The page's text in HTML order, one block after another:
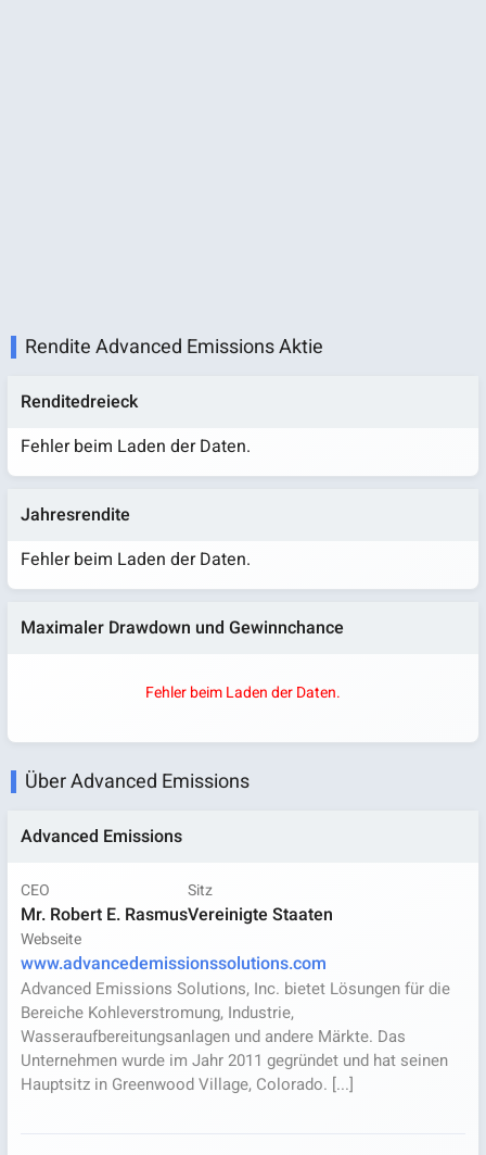
Rendite Advanced Emissions Aktie
Renditedreieck
Fehler beim Laden der Daten.
Jahresrendite
Fehler beim Laden der Daten.
Maximaler Drawdown und Gewinnchance
Fehler beim Laden der Daten.
Über Advanced Emissions
Advanced Emissions
CEO
Mr. Robert E. Rasmus
Sitz
Vereinigte Staaten
Webseite
www.advancedemissionssolutions.com
Advanced Emissions Solutions, Inc. bietet Lösungen für die
Bereiche Kohleverstromung, Industrie,
Wasseraufbereitungsanlagen und andere Märkte. Das
Unternehmen wurde im Jahr 2011 gegründet und hat seinen
Hauptsitz in Greenwood Village, Colorado. [...]